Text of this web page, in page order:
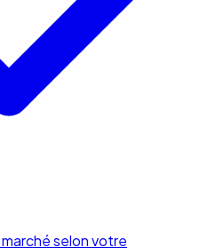
marché selon votre